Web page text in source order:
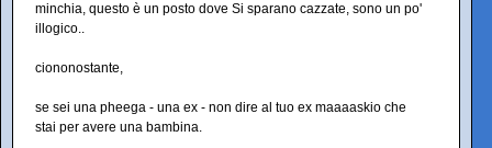
minchia, questo è un posto dove Si sparano cazzate, sono un po'
illogico..
ciononostante,
se sei una pheega - una ex - non dire al tuo ex maaaaskio che
stai per avere una bambina.